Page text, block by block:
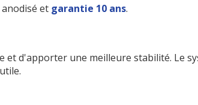
et garantie 10 ans.
d'apporter une meilleure stabilité. Le